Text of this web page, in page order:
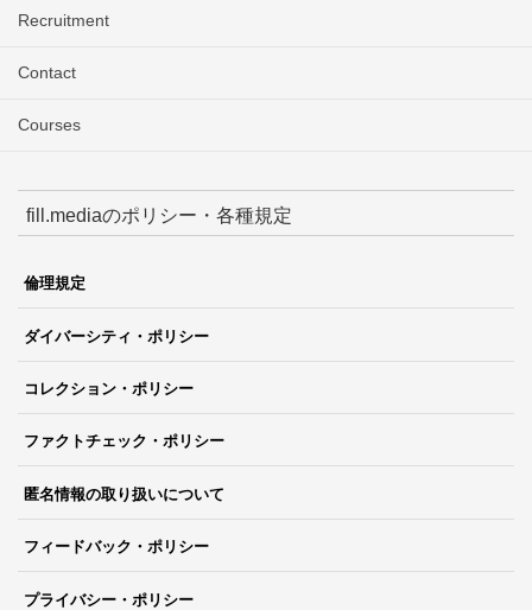
Recruitment
Contact
Courses
fill.mediaのポリシー・各種規定
倫理規定
ダイバーシティ・ポリシー
コレクション・ポリシー
ファクトチェック・ポリシー
匿名情報の取り扱いについて
フィードバック・ポリシー
プライバシー・ポリシー